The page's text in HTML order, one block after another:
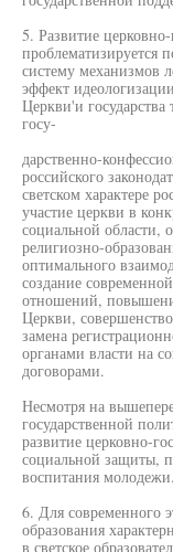
5. Развитие
проблематизируется
систему механизмов
эффект
Церкви'и
госу-
дарственно-
российского
светском характере
участие церкви в
социальной области,
религиозно-
оптимального
создание
отношений,
Церкви,
замена
органами власти на
договорами.
Несмотря на
государственной
развитие церковно-
социальной защиты,
воспитания молодежи.
6. Для современного
образования
в светское